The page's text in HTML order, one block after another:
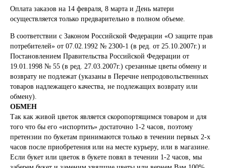
Оплата заказов на 14 февраля, 8 марта и День матери
осуществляется только предварительно в полном объеме.
В соответствии с Законом Российской Федерации «О защите прав
потребителей» от 07.02.1992 № 2300-1 (в ред. от 25.10.2007г.) и
Постановлением Правительства Российской Федерации от
19.01.1998 № 55 (в ред. 27.03.2007г.) срезанные цветы обмену и
возврату не подлежат (указаны в Перечне непродовольственных
товаров надлежащего качества, не подлежащих возврату или
обмену).
ОБМЕН
Так как живой цветок является скоропортящимся товаром и для
того что бы его «испортить» достаточно 1-2 часов, поэтому
претензии по букетам принимаются только в течении первых 2-х
часов после приобретения или на месте курьеру, или в магазине.
Если букет или цветок в букете повял в течении 1-2 часов, мы